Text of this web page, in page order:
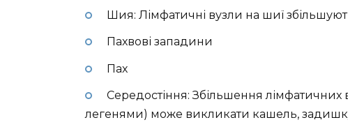
Шия: Лімфатичні вузли на шиї
Пахвові западини
Пах
Середостіння: Збільшення лімфатичних
легенями) може викликати кашель, задишку